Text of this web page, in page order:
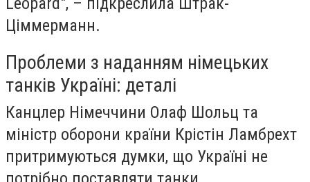
Ціммерманн.
Проблеми з наданням німецьких
танків Україні: деталі
Канцлер Німеччини Олаф Шольц та
міністр оборони країни Крістін Ламбрехт
притримуються думки, що Україні не